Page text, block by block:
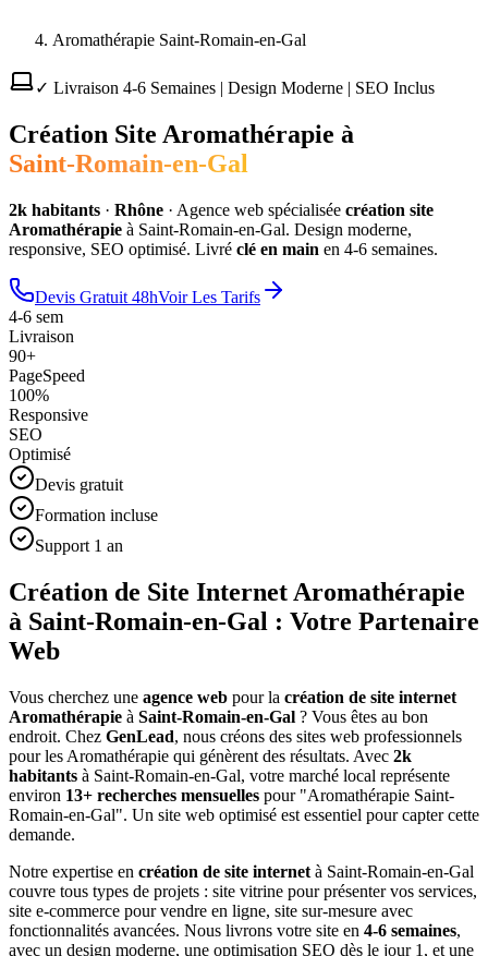
Aromathérapie Saint-Romain-en-Gal
✓ Livraison 4-6 Semaines | Design Moderne | SEO Inclus
Création Site Aromathérapie à
Saint-Romain-en-Gal
2k habitants · Rhône · Agence web spécialisée création site
Aromathérapie à Saint-Romain-en-Gal. Design moderne,
responsive, SEO optimisé. Livré clé en main en 4-6 semaines.
Devis Gratuit 48hVoir Les Tarifs
4-6 sem
Livraison
90+
PageSpeed
100%
Responsive
SEO
Optimisé
Devis gratuit
Formation incluse
Support 1 an
Création de Site Internet Aromathérapie
à Saint-Romain-en-Gal : Votre Partenaire
Web
Vous cherchez une agence web pour la création de site internet
Aromathérapie à Saint-Romain-en-Gal ? Vous êtes au bon
endroit. Chez GenLead, nous créons des sites web professionnels
pour les Aromathérapie qui génèrent des résultats. Avec 2k
habitants à Saint-Romain-en-Gal, votre marché local représente
environ 13+ recherches mensuelles pour "Aromathérapie Saint-
Romain-en-Gal". Un site web optimisé est essentiel pour capter cette
demande.
Notre expertise en création de site internet à Saint-Romain-en-Gal
couvre tous types de projets : site vitrine pour présenter vos services,
site e-commerce pour vendre en ligne, site sur-mesure avec
fonctionnalités avancées. Nous livrons votre site en 4-6 semaines,
avec un design moderne, une optimisation SEO dès le jour 1, et une